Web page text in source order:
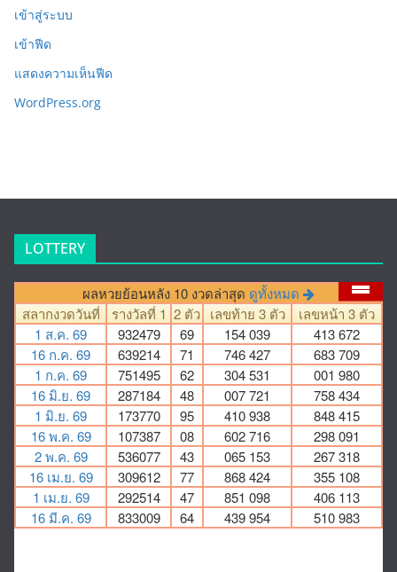
เข้าสู่ระบบ
เข้าฟีด
แสดงความเห็นฟีด
WordPress.org
LOTTERY